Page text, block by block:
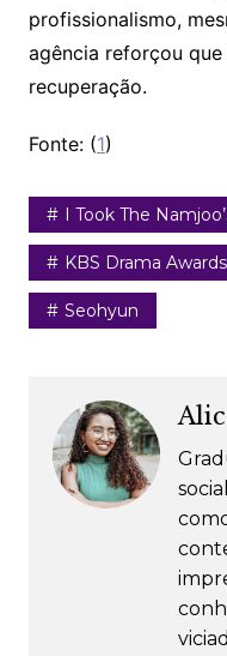
profissionalismo,
agência reforçou
recuperação.
Fonte: (1)
I Took The
KBS Drama Awards
Seohyun